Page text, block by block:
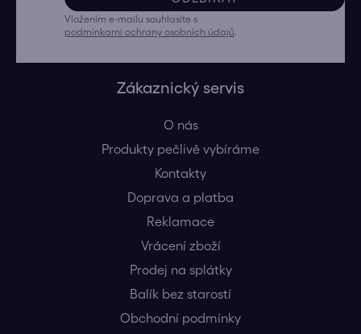
Vložením e-mailu souhlasíte s
podmínkami ochrany osobních údajů
Zákaznický servis
O nás
Produkty pečlivě vybíráme
Kontakty
Doprava a platba
Reklamace
Vrácení zboží
Prodej na splátky
Balík bez starostí
Obchodní podmínky